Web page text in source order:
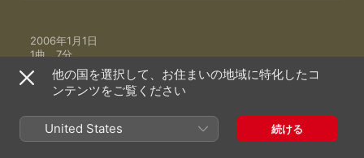
2006年1月1日
1曲、7分
℗ 2006 The Island Def Jam Music Group
レコードレーベル
Def Jam
他の国を選択して、お住まいの地域に特化したコ
ンテンツをご覧ください
United States 続ける